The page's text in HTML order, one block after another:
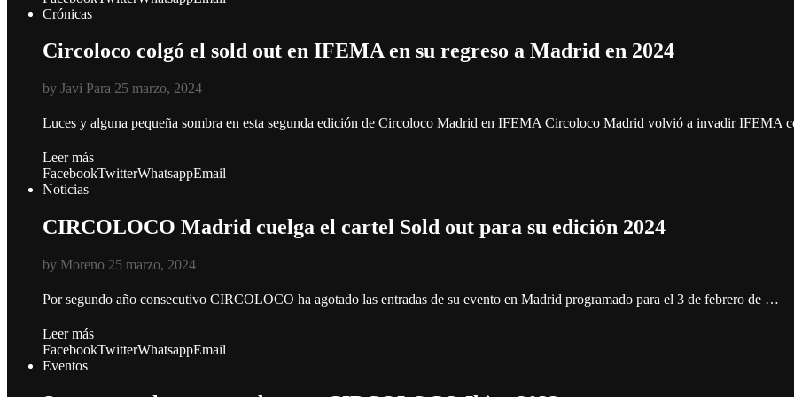
Crónicas
Circoloco colgó el sold out en IFEMA en su regreso a Madrid en 2024
by Javi Para 25 marzo, 2024
Luces y alguna pequeña sombra en esta segunda edición de Circoloco Madrid en IFEMA Circoloco Madrid volvió a invadir IFEMA
Leer más
FacebookTwitterWhatsappEmail
Noticias
CIRCOLOCO Madrid cuelga el cartel Sold out para su edición 2024
by Moreno 25 marzo, 2024
Por segundo año consecutivo CIRCOLOCO ha agotado las entradas de su evento en Madrid programado para el 3 de febrero de …
Leer más
FacebookTwitterWhatsappEmail
Eventos